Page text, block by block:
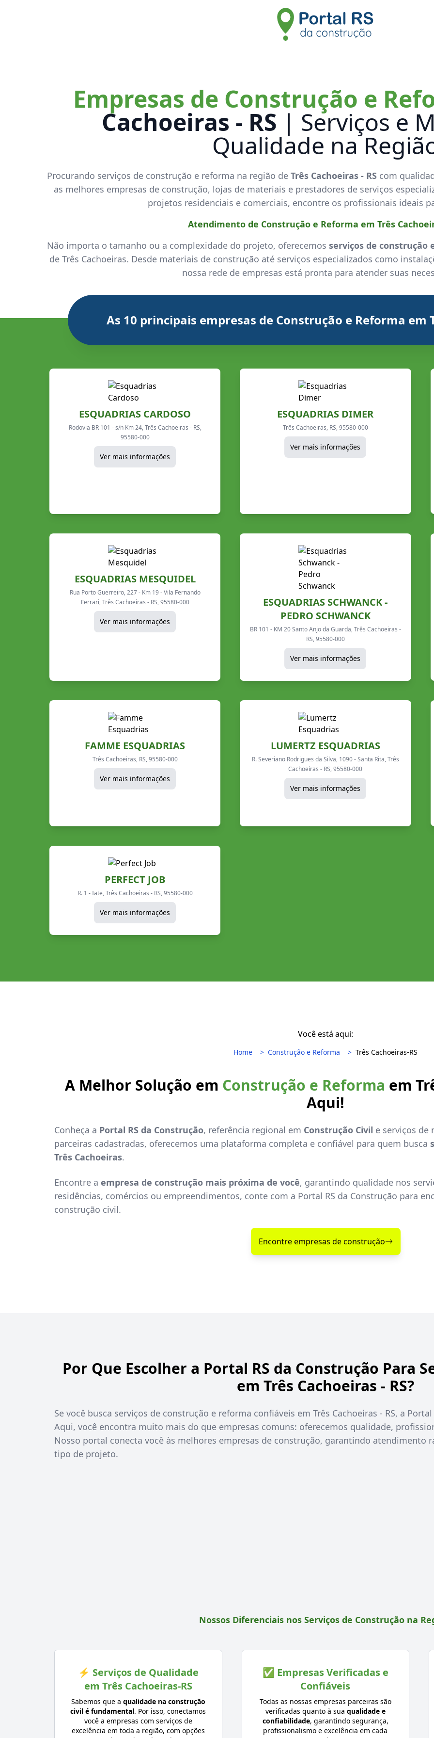
Empresas de Construção e
Cachoeiras - RS | Serviços e
Qualidade na
Procurando serviços de construção e reforma na região de Três Cachoeiras - RScom
as melhores empresas de construção, lojas de materiais e prestadores de serviços
projetos residenciais e comerciais, encontre os profissionais ideais
Atendimento de Construção e Reforma em Três
Não importa o tamanho ou a complexidade do projeto, oferecemos serviços de construção
de Três Cachoeiras. Desde materiais de construção até serviços especializados como
nossa rede de empresas está pronta para atender suas
As 10 principais empresas de Construção e Reforma em
ESQUADRIAS CARDOSO
Rodovia BR 101 - s/n Km 24, Três Cachoeiras - RS,
95580-000
Ver mais informações
ESQUADRIAS DIMER
Três Cachoeiras, RS, 95580-000
Ver mais informações
ESQUADRIAS MESQUIDEL
Rua Porto Guerreiro, 227 - Km 19 - Vila Fernando
Ferrari, Três Cachoeiras - RS, 95580-000
Ver mais informações
ESQUADRIAS SCHWANCK -
PEDRO SCHWANCK
BR 101 - KM 20 Santo Anjo da Guarda, Três Cachoeiras -
RS, 95580-000
Ver mais informações
FAMME ESQUADRIAS
Três Cachoeiras, RS, 95580-000
Ver mais informações
LUMERTZ ESQUADRIAS
R. Severiano Rodrigues da Silva, 1090 - Santa Rita, Três
Cachoeiras - RS, 95580-000
Ver mais informações
PERFECT JOB
R. 1 - Iate, Três Cachoeiras - RS, 95580-000
Ver mais informações
Você está aqui:
Home Construção e Reforma Três Cachoeiras-RS
A Melhor Solução em Construção e Reforma em
Aqui!
Conheça a Portal RS da Construção, referência regional em Construção Civil e serviços de
parceiras cadastradas, oferecemos uma plataforma completa e confiável para quem busca
Três Cachoeiras.
Encontre a empresa de construção mais próxima de você, garantindo qualidade nos
residências, comércios ou empreendimentos, conte com a Portal RS da Construção para
construção civil.
Encontre empresas de construção
Por Que Escolher a Portal RS da Construção Para
em Três Cachoeiras - RS?
Se você busca serviços de construção e reforma confiáveis em Três Cachoeiras - RS, a
Aqui, você encontra muito mais do que empresas comuns: oferecemos qualidade,
Nosso portal conecta você às melhores empresas de construção, garantindo atendimento
tipo de projeto.
Nossos Diferenciais nos Serviços de Construção na
⚡ Serviços de Qualidade
em Três Cachoeiras-RS
Sabemos que a qualidade na construção
civil é fundamental. Por isso, conectamos
você a empresas com serviços de
excelência em toda a região, com opções
✅ Empresas Verificadas e
Confiáveis
Todas as nossas empresas parceiras são
verificadas quanto à sua qualidade e
confiabilidade, garantindo segurança,
profissionalismo e excelência em cada